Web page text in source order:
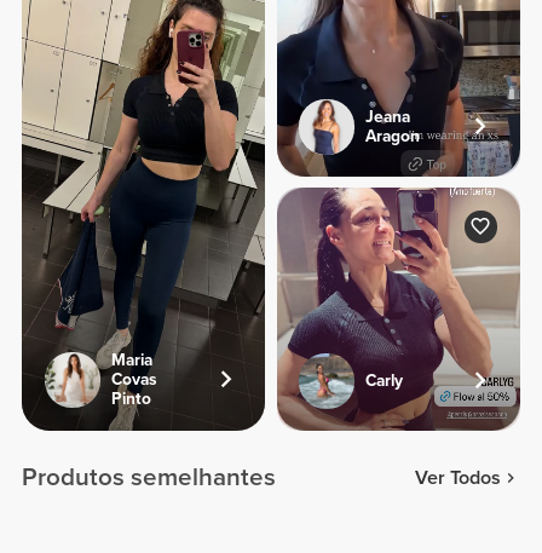
Maria
Covas
Pinto
Jeana
Aragon
Carly
Produtos semelhantes Ver Todos